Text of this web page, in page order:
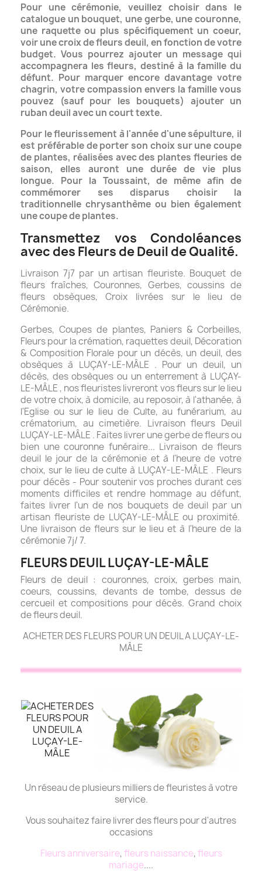
Pour une cérémonie, veuillez choisir dans le
catalogue un bouquet, une gerbe, une couronne,
une raquette ou plus spécifiquement un coeur,
voir une croix de fleurs deuil, en fonction de votre
budget. Vous pourrez ajouter un message qui
accompagnera les fleurs, destiné à la famille du
défunt. Pour marquer encore davantage votre
chagrin, votre compassion envers la famille vous
pouvez (sauf pour les bouquets) ajouter un
ruban deuil avec un court texte.
Pour le fleurissement à l'année d'une sépulture, il
est préférable de porter son choix sur une coupe
de plantes, réalisées avec des plantes fleuries de
saison, elles auront une durée de vie plus
longue. Pour la Toussaint, de même afin de
commémorer ses disparus choisir la
traditionnelle chrysanthème ou bien également
une coupe de plantes.
Transmettez vos Condoléances
avec des Fleurs de Deuil de Qualité.
Livraison 7j7 par un artisan fleuriste. Bouquet de
fleurs fraîches, Couronnes, Gerbes, coussins de
fleurs obsèques, Croix livrées sur le lieu de
Cérémonie.
Gerbes, Coupes de plantes, Paniers & Corbeilles,
Fleurs pour la crémation, raquettes deuil, Décoration
& Composition Florale pour un décès, un deuil, des
obsèques à LUÇAY-LE-MÂLE . Pour un deuil, un
décès, des obsèques ou un enterrement à LUÇAY-
LE-MÂLE , nos fleuristes livreront vos fleurs sur le lieu
de votre choix, à domicile, au reposoir, à l'athanée, à
l'Eglise ou sur le lieu de Culte, au funérarium, au
crématorium, au cimetière. Livraison fleurs Deuil
LUÇAY-LE-MÂLE . Faites livrer une gerbe de fleurs ou
bien une couronne funéraire... Livraison de fleurs
deuil le jour de la cérémonie et à l'heure de votre
choix, sur le lieu de culte à LUÇAY-LE-MÂLE . Fleurs
pour décès - Pour soutenir vos proches durant ces
moments difficiles et rendre hommage au défunt,
faites livrer l'un de nos bouquets de deuil par un
artisan fleuriste de LUÇAY-LE-MÂLE ou proximité.
Une livraison de fleurs sur le lieu et à l'heure de la
cérémonie 7j/ 7.
FLEURS DEUIL LUÇAY-LE-MÂLE
Fleurs de deuil : couronnes, croix, gerbes main,
coeurs, coussins, devants de tombe, dessus de
cercueil et compositions pour décès. Grand choix
de fleurs deuil.
ACHETER DES FLEURS POUR UN DEUIL A LUÇAY-LE-
MÂLE
Un réseau de plusieurs milliers de fleuristes à votre
service.
Vous souhaitez faire livrer des fleurs pour d'autres
occasions
Fleurs anniversaire,fleurs naissance,fleurs
mariage....